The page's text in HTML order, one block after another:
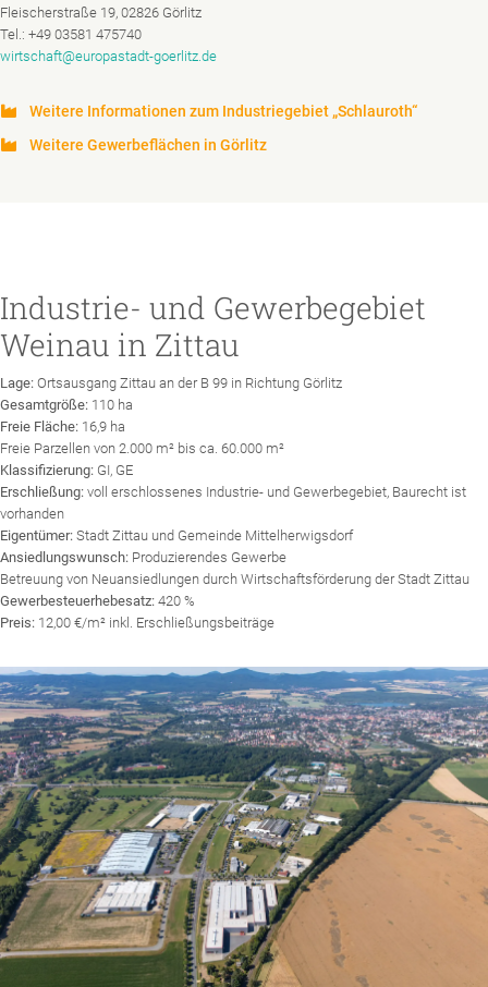
Fleischerstraße 19, 02826 Görlitz
Tel.: +49 03581 475740
wirtschaft@europastadt-goerlitz.de
Weitere Informationen zum Industriegebiet „Schlauroth“
Weitere Gewerbeflächen in Görlitz
Industrie- und Gewerbegebiet
Weinau in Zittau
Lage: Ortsausgang Zittau an der B 99 in Richtung Görlitz
Gesamtgröße: 110 ha
Freie Fläche: 16,9 ha
Freie Parzellen von 2.000 m² bis ca. 60.000 m²
Klassifizierung: GI, GE
Erschließung: voll erschlossenes Industrie- und Gewerbegebiet, Baurecht ist
vorhanden
Eigentümer: Stadt Zittau und Gemeinde Mittelherwigsdorf
Ansiedlungswunsch: Produzierendes Gewerbe
Betreuung von Neuansiedlungen durch Wirtschaftsförderung der Stadt Zittau
Gewerbesteuerhebesatz: 420 %
Preis: 12,00 €/m² inkl. Erschließungsbeiträge